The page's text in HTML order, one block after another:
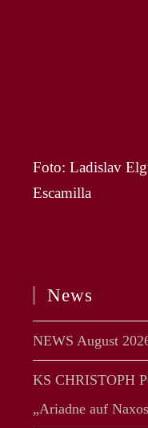
Foto: Ladislav
Escamilla
News
NEWS August
KS CHRISTOPH
„Ariadne auf